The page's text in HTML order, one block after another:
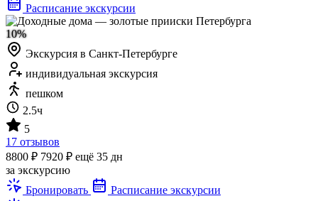
Расписание экскурсии
10%
Экскурсия в Санкт-Петербурге
индивидуальная экскурсия
пешком
2.5ч
5
17 отзывов
8800 ₽ 7920 ₽ ещё 35 дн
за экскурсию
Бронировать
Расписание экскурсии